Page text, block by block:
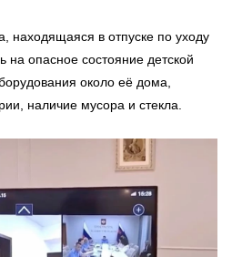
находящаяся в отпуске по уходу
на опасное состояние детской
около её дома,
наличие мусора и стекла.